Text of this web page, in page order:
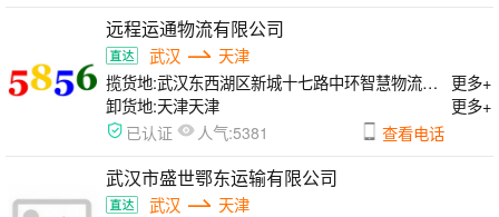
远程运通物流有限公司
武汉
天津
揽货地:武汉东西湖区新城十七路中环智慧物流园c22号
更多+
卸货地:天津天津 更多+
已认证 人气:5381 查看电话
武汉市盛世鄂东运输有限公司
武汉
天津